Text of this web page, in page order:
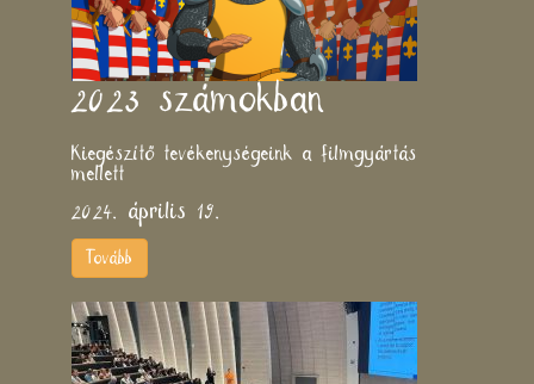
2023 számokban
Kiegészítő tevékenységeink a filmgyártás
mellett
2024. április 19.
Tovább